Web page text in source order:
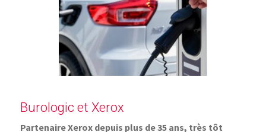
Burologic et Xerox
Partenaire Xerox depuis plus de 35 ans, très tôt